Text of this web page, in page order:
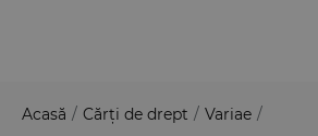
Acasă / Cărți de drept / Variae /